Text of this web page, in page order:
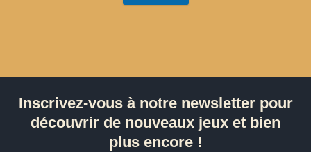
Inscrivez-vous à notre newsletter pour
découvrir de nouveaux jeux et bien
plus encore !